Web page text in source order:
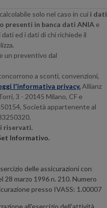
solo nel caso in cui i dati
presenti in banca dati ANIA e
ed i dati di chi richiede il
un preventivo dal
a sconti, convenzioni,
l'informativa privacy.Allianz
3 - 20145 Milano, CF e
Società appartenente al
riservati.
Informativo.
delle assicurazioni con
28 marzo 1996 n. 210. Numero
presso IVASS: 1.00007